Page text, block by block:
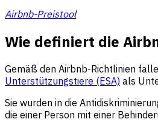
Airbnb-Preistool
Wie definiert die
Gemäß den Airbnb-Richtlinien
Unterstützungstiere (ESA) als
Sie wurden in die
die einer Person mit einer